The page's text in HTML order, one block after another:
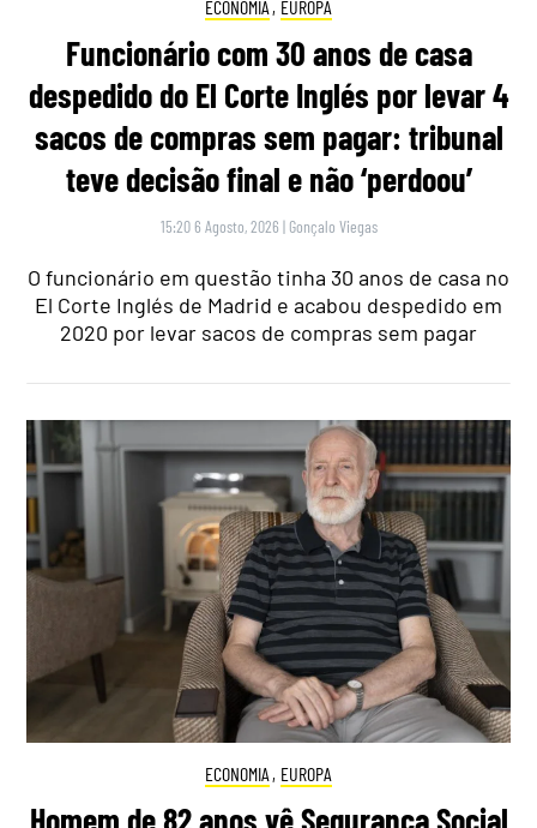
ECONOMIA , EUROPA
Funcionário com 30 anos de casa
despedido do El Corte Inglés por levar 4
sacos de compras sem pagar: tribunal
teve decisão final e não ‘perdoou’
15:20 6 Agosto, 2026 | Gonçalo Viegas
O funcionário em questão tinha 30 anos de casa no
El Corte Inglés de Madrid e acabou despedido em
2020 por levar sacos de compras sem pagar
ECONOMIA , EUROPA